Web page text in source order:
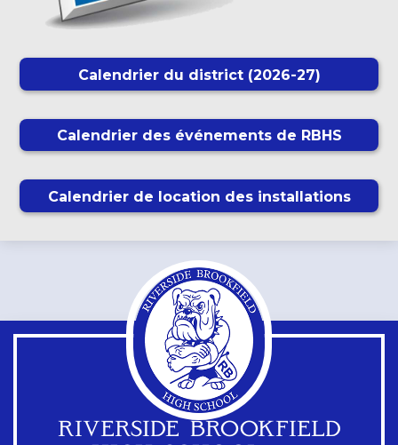
Calendrier du district (2026-27)
Calendrier des événements de RBHS
Calendrier de location des installations
RIVERSIDE BROOKFIELD